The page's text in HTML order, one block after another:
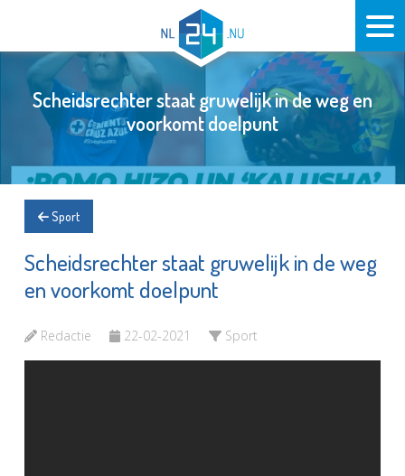
Scheidsrechter staat gruwelijk in de weg en
voorkomt doelpunt
Sport
Scheidsrechter staat gruwelijk in de weg
en voorkomt doelpunt
Redactie 22-02-2021 Sport